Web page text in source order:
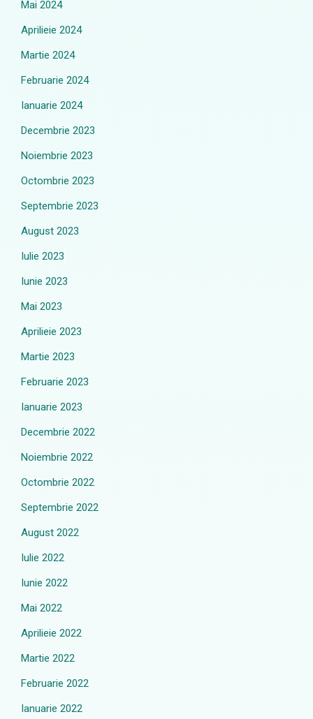
Mai 2024
Aprilieie 2024
Martie 2024
Februarie 2024
Ianuarie 2024
Decembrie 2023
Noiembrie 2023
Octombrie 2023
Septembrie 2023
August 2023
Iulie 2023
Iunie 2023
Mai 2023
Aprilieie 2023
Martie 2023
Februarie 2023
Ianuarie 2023
Decembrie 2022
Noiembrie 2022
Octombrie 2022
Septembrie 2022
August 2022
Iulie 2022
Iunie 2022
Mai 2022
Aprilieie 2022
Martie 2022
Februarie 2022
Ianuarie 2022